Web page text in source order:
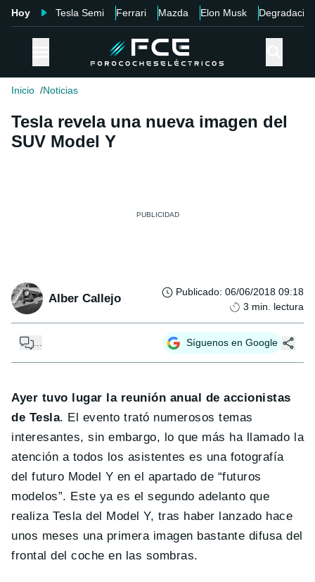
Hoy Tesla Semi Ferrari Mazda Elon Musk Degradación
Inicio Noticias
Tesla revela una nueva imagen del
SUV Model Y
Alber Callejo Publicado: 06/06/2018 09:18
3 min. lectura
... Síguenos en Google
Ayer tuvo lugar la reunión anual de accionistas
de Tesla. El evento trató numerosos temas
interesantes, sin embargo, lo que más ha llamado la
atención a todos los asistentes es una fotografía
del futuro Model Y en el apartado de “futuros
modelos”. Este ya es el segundo adelanto que
realiza Tesla del Model Y, tras haber lanzado hace
unos meses una primera imagen bastante difusa del
frontal del coche en las sombras.